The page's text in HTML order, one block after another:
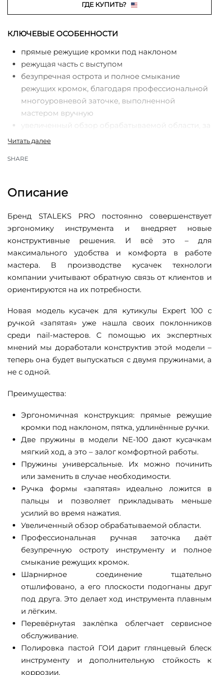
ГДЕ КУПИТЬ?
КЛЮЧЕВЫЕ ОСОБЕННОСТИ
прямые режущие кромки под наклоном
режущая часть с выступом
безупречная острота и полное смыкание
режущих кромок, благодаря профессиональной
многоуровневой заточке, выполненной
мастером вручную
увеличенный обзор обрабатываемой области, за
счет удобных удлиненных ручек
инструментом, у которого одна ручка имеет
плавный и легкий ход инструмента благодаря
идеальной подгонке и шлифованию плоскостей
легкость и простота при сервисном
обслуживании инструмента, за счет
оригинальной перевернутой заклепки
дополнительная стойкость инструмента к
коррозии, которая обеспечивается полировкой
пастой ГОИ
нержавеющая сталь 40Х13
SHARE
Описание
Бренд STALEKS PRO постоянно совершенствует
эргономику инструмента и внедряет новые
конструктивные решения. И всё это – для
максимального удобства и комфорта в работе
мастера. В производстве кусачек технологи
компании учитывают обратную связь от клиентов и
ориентируются на их потребности.
Новая модель кусачек для кутикулы Expert 100 с
ручкой «запятая» уже нашла своих поклонников
среди nail-мастеров. С помощью их экспертных
мнений мы доработали конструктив этой модели –
теперь она будет выпускаться с двумя пружинами, а
не с одной.
Преимущества:
Эргономичная конструкция: прямые режущие
кромки под наклоном, пятка, удлинённые ручки.
Две пружины в модели NE-100 дают кусачкам
мягкий ход, а это – залог комфортной работы.
Пружины универсальные. Их можно починить
или заменить в случае необходимости.
Ручка формы «запятая» идеально ложится в
пальцы и позволяет прикладывать меньше
усилий во время нажатия.
Увеличенный обзор обрабатываемой области.
Профессиональная ручная заточка даёт
безупречную остроту инструменту и полное
смыкание режущих кромок.
Шарнирное соединение тщательно
отшлифовано, а его плоскости подогнаны друг
под друга. Это делает ход инструмента плавным
и лёгким.
Перевёрнутая заклёпка облегчает сервисное
обслуживание.
Полировка пастой ГОИ дарит глянцевый блеск
инструменту и дополнительную стойкость к
коррозии.